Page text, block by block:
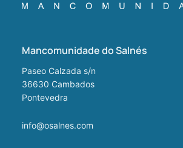
Mancomunidade do Salnés
Paseo Calzada s/n
36630 Cambados
Pontevedra
info@osalnes.com